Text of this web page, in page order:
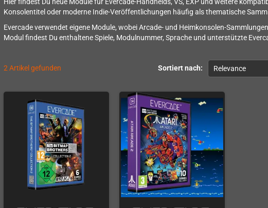
Hier findest Du neue Module für Evercade-Handhelds, VS, EXP und weitere
Konsolentitel oder moderne Indie-Veröffentlichungen häufig als thematische
Evercade verwendet eigene Module, wobei Arcade- und Heimkonsolen-
Modul findest Du enthaltene Spiele, Modulnummer, Sprache und unterstützte
Sortiert nach: Relevance
2 Artikel gefunden